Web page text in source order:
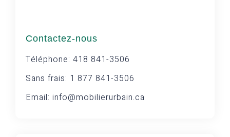
Contactez-nous
Téléphone: 418 841-3506
Sans frais: 1 877 841-3506
Email: info@mobilierurbain.ca